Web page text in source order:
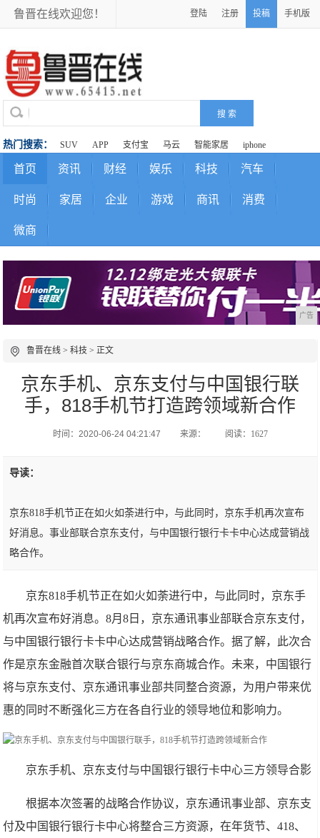
鲁晋在线欢迎您！ 登陆 注册 投稿 手机版
热门搜索： SUV APP 支付宝 马云 智能家居 iphone
首页 资讯 财经 娱乐 科技 汽车
时尚 家居 企业 游戏 商讯 消费
微商
广告
鲁晋在线 >科技 > 正文
京东手机、京东支付与中国银行联
手，818手机节打造跨领域新合作
时间：2020-06-24 04:21:47 来源： 阅读：1627
导读：
京东818手机节正在如火如荼进行中，与此同时，京东手机再次宣布
好消息。事业部联合京东支付，与中国银行银行卡卡中心达成营销战
略合作。
京东818手机节正在如火如荼进行中，与此同时，京东手
机再次宣布好消息。8月8日，京东通讯事业部联合京东支付，
与中国银行银行卡卡中心达成营销战略合作。据了解，此次合
作是京东金融首次联合银行与京东商城合作。未来，中国银行
将与京东支付、京东通讯事业部共同整合资源，为用户带来优
惠的同时不断强化三方在各自行业的领导地位和影响力。
京东手机、京东支付与中国银行银行卡中心三方领导合影
根据本次签署的战略合作协议，京东通讯事业部、京东支
付及中国银行银行卡中心将整合三方资源，在年货节、418、